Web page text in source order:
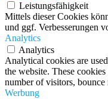
Leistungsfähigkeit
Mittels dieser Cookies
und ggf. Verbesserungen
Analytics
Analytics
Analytical cookies are
the website. These
number of visitors, bounce
Werbung